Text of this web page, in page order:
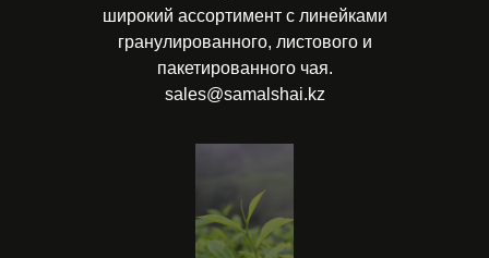
широкий ассортимент с линейками
гранулированного, листового и
пакетированного чая.
sales@samalshai.kz